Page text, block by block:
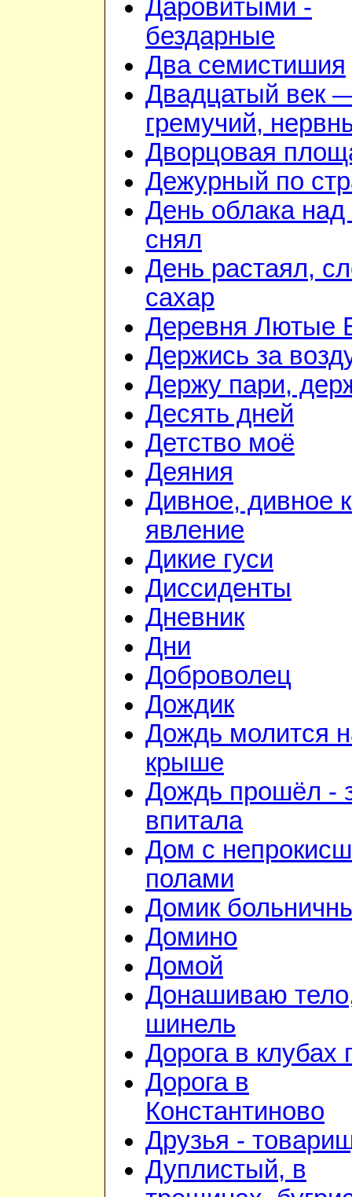
Даровитыми -
бездарные
Два семистишия
Двадцатый век
гремучий,
Дворцовая
Дежурный по
День облака
снял
День растаял,
сахар
Деревня Лютые
Держись за
Держу пари,
Десять дней
Детство моё
Деяния
Дивное, дивное
явление
Дикие гуси
Диссиденты
Дневник
Дни
Доброволец
Дождик
Дождь молится
крыше
Дождь прошёл -
впитала
Дом с
полами
Домик
Домино
Домой
Донашиваю
шинель
Дорога в клубах
Дорога в
Константиново
Друзья -
Дуплистый, в